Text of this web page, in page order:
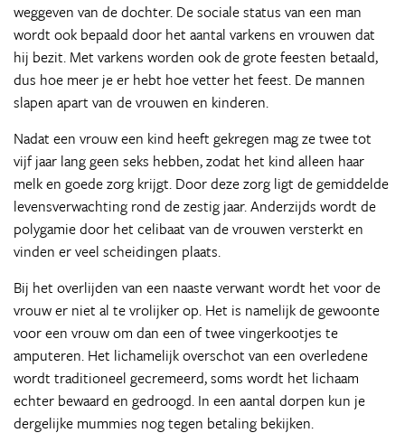
weggeven van de dochter. De sociale status van een man
wordt ook bepaald door het aantal varkens en vrouwen dat
hij bezit. Met varkens worden ook de grote feesten betaald,
dus hoe meer je er hebt hoe vetter het feest. De mannen
slapen apart van de vrouwen en kinderen.
Nadat een vrouw een kind heeft gekregen mag ze twee tot
vijf jaar lang geen seks hebben, zodat het kind alleen haar
melk en goede zorg krijgt. Door deze zorg ligt de gemiddelde
levensverwachting rond de zestig jaar. Anderzijds wordt de
polygamie door het celibaat van de vrouwen versterkt en
vinden er veel scheidingen plaats.
Bij het overlijden van een naaste verwant wordt het voor de
vrouw er niet al te vrolijker op. Het is namelijk de gewoonte
voor een vrouw om dan een of twee vingerkootjes te
amputeren. Het lichamelijk overschot van een overledene
wordt traditioneel gecremeerd, soms wordt het lichaam
echter bewaard en gedroogd. In een aantal dorpen kun je
dergelijke mummies nog tegen betaling bekijken.